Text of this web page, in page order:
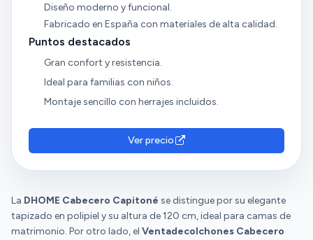
Diseño moderno y funcional.
Fabricado en España con materiales de alta calidad.
Puntos destacados
Gran confort y resistencia.
Ideal para familias con niños.
Montaje sencillo con herrajes incluidos.
Ver precio
La DHOME Cabecero Capitoné se distingue por su elegante
tapizado en polipiel y su altura de 120 cm, ideal para camas de
matrimonio. Por otro lado, el Ventadecolchones Cabecero